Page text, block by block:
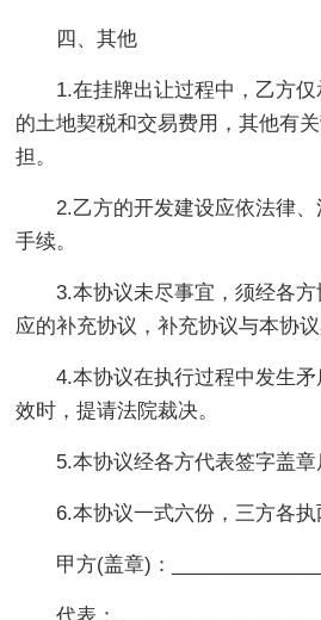
四、其他
1.在挂牌出让过程中，乙方
的土地契税和交易费用，其他有
担。
2.乙方的开发建设应依法律
手续。
3.本协议未尽事宜，须经各
应的补充协议，补充协议与本协
4.本协议在执行过程中发生
效时，提请法院裁决。
5.本协议经各方代表签字盖章
6.本协议一式六份，三方各执
甲方(盖章)：_______________